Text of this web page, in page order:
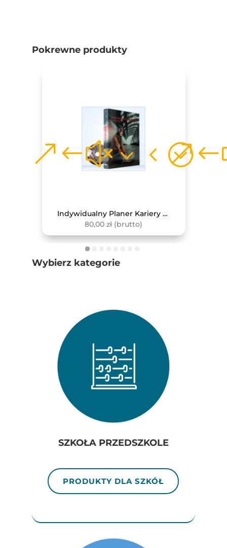
Pokrewne produkty
Indywidualny Planer Kariery dla ucznia szkoły podstawowej
80,00zł (brutto)
Wybierz kategorie
SZKOŁA PRZEDSZKOLE
PRODUKTY DLA SZKÓŁ